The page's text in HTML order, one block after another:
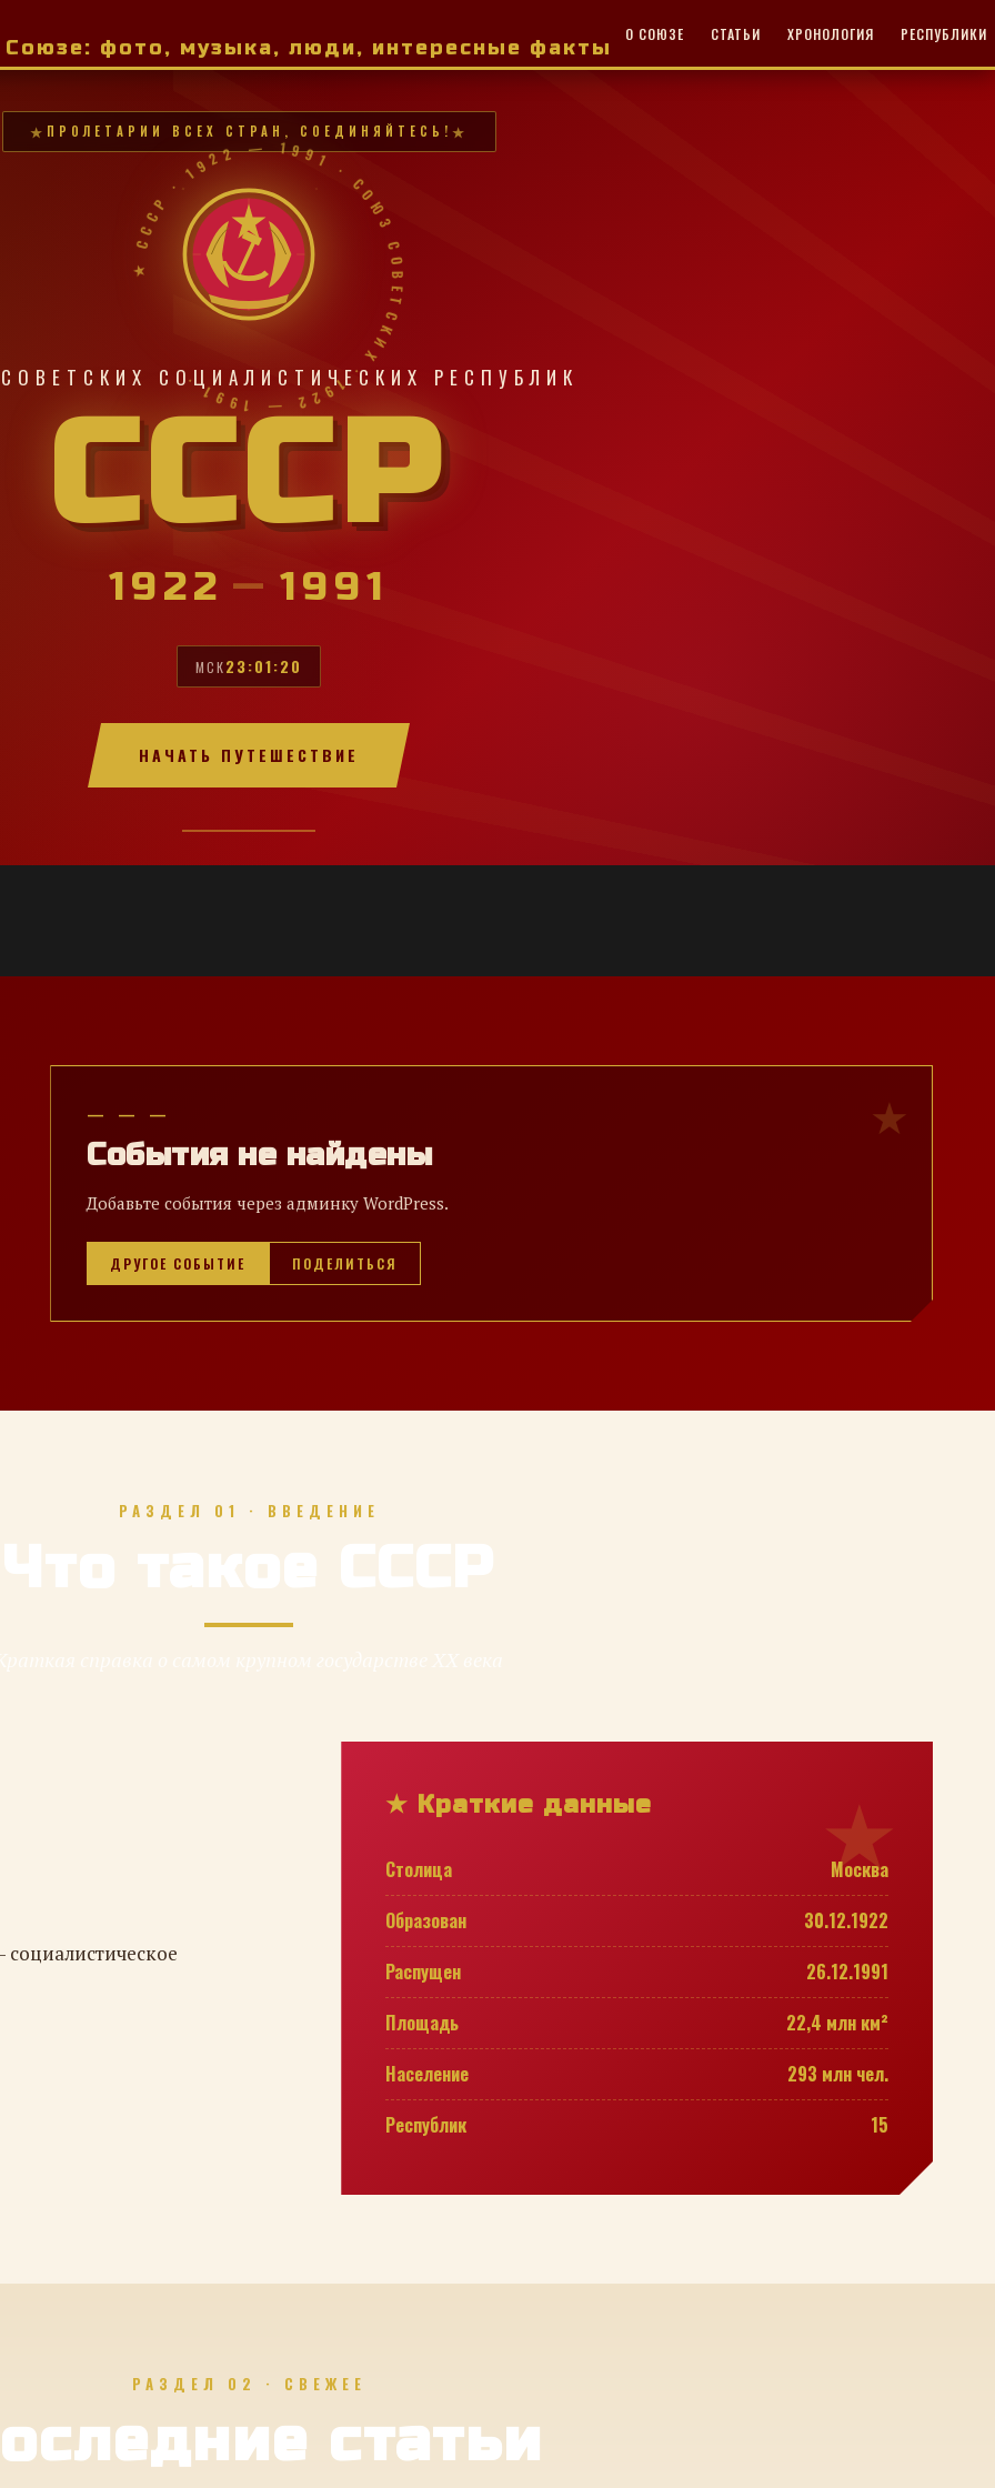
фото, музыка, люди, интересные факты
О СОЮЗЕ СТАТЬИ ХРОНОЛОГИЯ РЕСПУБЛИКИ
ПРОЛЕТАРИИ ВСЕХ СТРАН, СОЕДИНЯЙТЕСЬ!
★ СССР · 1922 — 1991 · СОЮЗ СОВЕТСКИХ · 1922 — 1991 ·
СОЦИАЛИСТИЧЕСКИХ РЕСПУБЛИК
СССР
1922 — 1991
МСК23:01:22
НАЧАТЬ ПУТЕШЕСТВИЕ
— — —
События не найдены
Добавьте события через админку WordPress.
ДРУГОЕ СОБЫТИЕ ПОДЕЛИТЬСЯ
РАЗДЕЛ 01 · ВВЕДЕНИЕ
Что такое СССР
★ Краткие данные
Столица
Москва
Образован
30.12.1922
Распущен
26.12.1991
Площадь
22,4 млн км²
Население
293 млн чел.
Республик
15
РАЗДЕЛ 02 · СВЕЖЕЕ
статьи